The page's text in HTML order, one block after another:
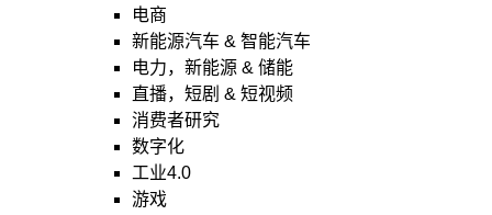
电商
新能源汽车 & 智能汽车
电力，新能源 & 储能
直播，短剧 & 短视频
消费者研究
数字化
工业4.0
游戏